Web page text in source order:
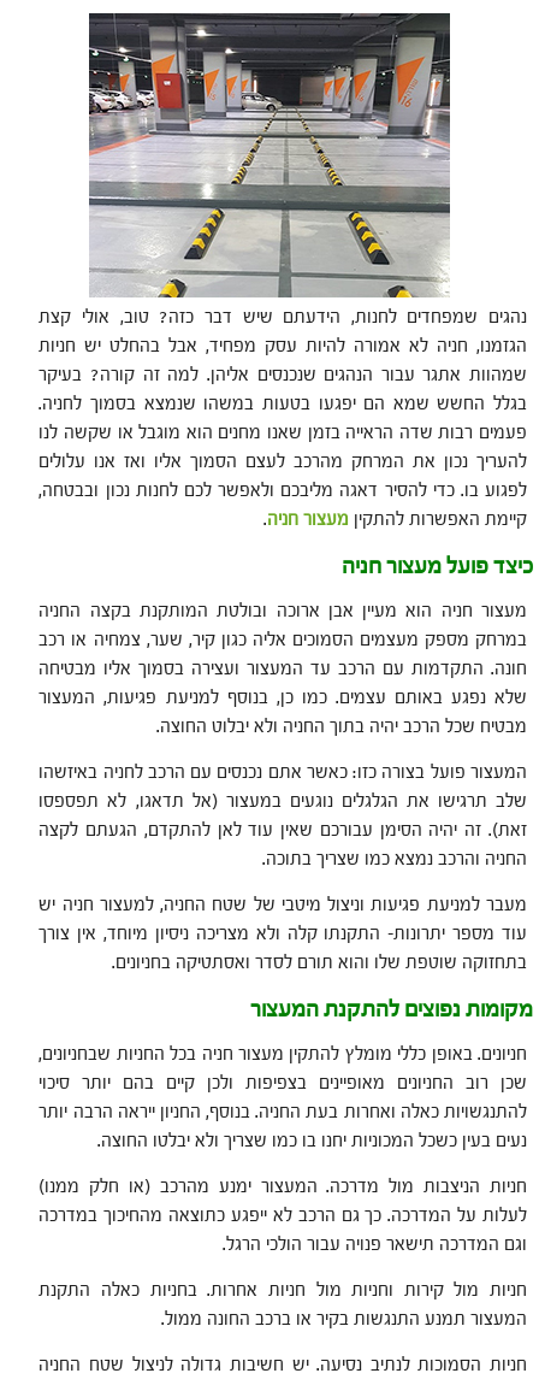
נהגים שמפחדים לחנות, הידעתם שיש דבר כזה? טוב, אולי קצת
הגזמנו, חניה לא אמורה להיות עסק מפחיד, אבל בהחלט יש חניות
שמהוות אתגר עבור הנהגים שנכנסים אליהן. למה זה קורה? בעיקר
בגלל החשש שמא הם יפגעו בטעות במשהו שנמצא בסמוך לחניה.
פעמים רבות שדה הראייה בזמן שאנו מחנים הוא מוגבל או שקשה לנו
להעריך נכון את המרחק מהרכב לעצם הסמוך אליו ואז אנו עלולים
לפגוע בו. כדי להסיר דאגה מליבכם ולאפשר לכם לחנות נכון ובבטחה,
קיימת האפשרות להתקין מעצור חניה.
כיצד פועל מעצור חניה
מעצור חניה הוא מעיין אבן ארוכה ובולטת המותקנת בקצה החניה
במרחק מספק מעצמים הסמוכים אליה כגון קיר, שער, צמחיה או רכב
חונה. התקדמות עם הרכב עד המעצור ועצירה בסמוך אליו מבטיחה
שלא נפגע באותם עצמים. כמו כן, בנוסף למניעת פגיעות, המעצור
מבטיח שכל הרכב יהיה בתוך החניה ולא יבלוט החוצה.
המעצור פועל בצורה כזו: כאשר אתם נכנסים עם הרכב לחניה באיזשהו
שלב תרגישו את הגלגלים נוגעים במעצור (אל תדאגו, לא תפספסו
זאת). זה יהיה הסימן עבורכם שאין עוד לאן להתקדם, הגעתם לקצה
החניה והרכב נמצא כמו שצריך בתוכה.
מעבר למניעת פגיעות וניצול מיטבי של שטח החניה, למעצור חניה יש
עוד מספר יתרונות- התקנתו קלה ולא מצריכה ניסיון מיוחד, אין צורך
בתחזוקה שוטפת שלו והוא תורם לסדר ואסתטיקה בחניונים.
מקומות נפוצים להתקנת המעצור
חניונים. באופן כללי מומלץ להתקין מעצור חניה בכל החניות שבחניונים,
שכן רוב החניונים מאופיינים בצפיפות ולכן קיים בהם יותר סיכוי
להתנגשויות כאלה ואחרות בעת החניה. בנוסף, החניון ייראה הרבה יותר
נעים בעין כשכל המכוניות יחנו בו כמו שצריך ולא יבלטו החוצה.
חניות הניצבות מול מדרכה. המעצור ימנע מהרכב (או חלק ממנו)
לעלות על המדרכה. כך גם הרכב לא ייפגע כתוצאה מהחיכוך במדרכה
וגם המדרכה תישאר פנויה עבור הולכי הרגל.
חניות מול קירות וחניות מול חניות אחרות. בחניות כאלה התקנת
המעצור תמנע התנגשות בקיר או ברכב החונה ממול.
חניות הסמוכות לנתיב נסיעה. יש חשיבות גדולה לניצול שטח החניה